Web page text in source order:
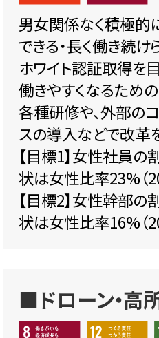
男女関係なく積極的
できる・長く働き続け
ホワイト認証取得を
働きやすくなるため
各種研修や、外部の
スの導入などで改革
【目標1】女性社員の
状は女性比率23%（
【目標2】女性幹部の
状は女性比率16%（
■ドローン・高